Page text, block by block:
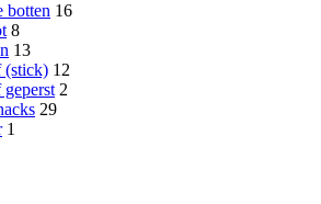
botten 16
8
13
(stick) 12
2
29
1